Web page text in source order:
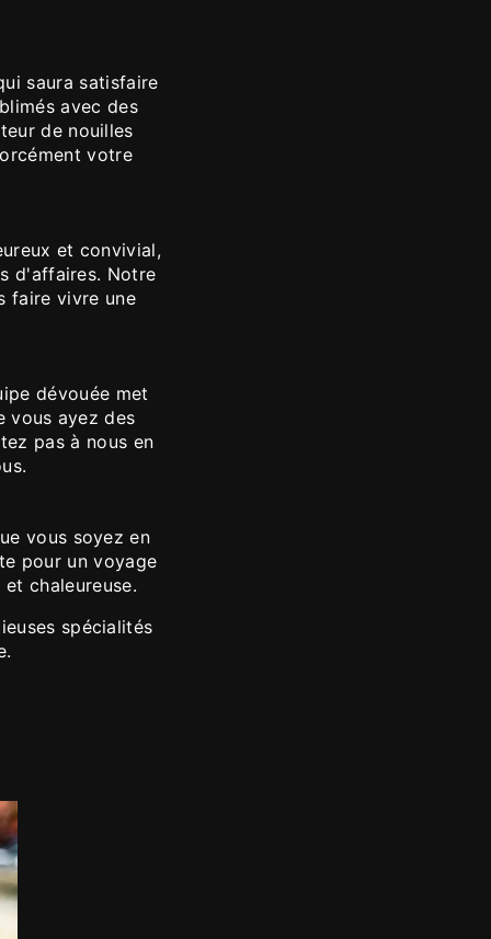
saura satisfaire
avec des
de nouilles
votre
et convivial,
d'affaires. Notre
faire vivre une
dévouée met
vous ayez des
pas à nous en
vous soyez en
pour un voyage
chaleureuse.
spécialités